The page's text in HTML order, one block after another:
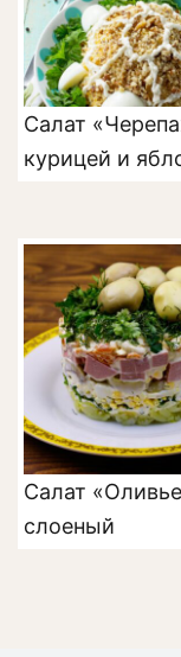
Салат
курицей и
Салат
слоеный